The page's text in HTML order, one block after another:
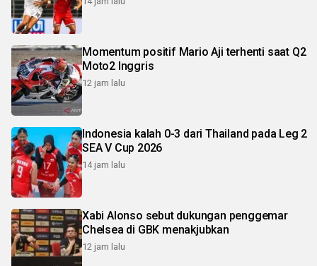
Momentum positif Mario Aji terhenti saat Q2
Moto2 Inggris
12 jam lalu
Indonesia kalah 0-3 dari Thailand pada Leg 2
SEA V Cup 2026
14 jam lalu
Xabi Alonso sebut dukungan penggemar
Chelsea di GBK menakjubkan
12 jam lalu